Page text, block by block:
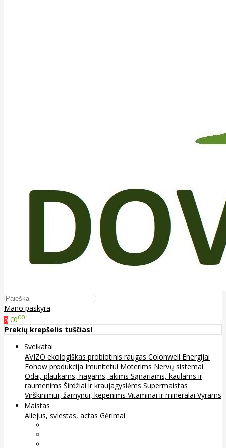
Mano paskyra
0 €000
Prekių krepšelis tuščias!
Sveikatai
AVIZO ekologiškas probiotinis raugas Colonwell Energijai
Fohow produkcija Imunitetui Moterims Nervų sistemai
Odai, plaukams, nagams, akims Sąnariams, kaulams ir
raumenims Širdžiai ir kraujagyslėms Supermaistas
Virškinimui, žarnynui, kepenims Vitaminai ir mineralai Vyrams
Maistas
Aliejus, sviestas, actas Gėrimai